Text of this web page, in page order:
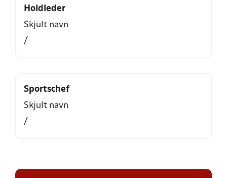
Holdleder
Skjult navn
/
Sportschef
Skjult navn
/